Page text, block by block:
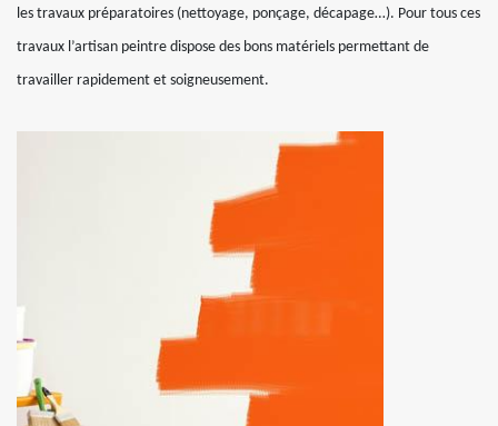
les travaux préparatoires (nettoyage, ponçage, décapage…). Pour tous ces
travaux l’artisan peintre dispose des bons matériels permettant de
travailler rapidement et soigneusement.